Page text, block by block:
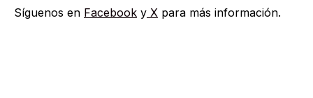
Síguenos en Facebook y X para más información.